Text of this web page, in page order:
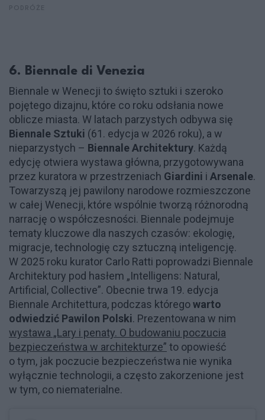
6. Biennale di Venezia
Biennale w Wenecji to święto sztuki i szeroko
pojętego dizajnu, które co roku odsłania nowe
oblicze miasta. W latach parzystych odbywa się
Biennale Sztuki (61. edycja w 2026 roku), a w
nieparzystych – Biennale Architektury. Każdą
edycję otwiera wystawa główna, przygotowywana
przez kuratora w przestrzeniach Giardini i Arsenale.
Towarzyszą jej pawilony narodowe rozmieszczone
w całej Wenecji, które wspólnie tworzą różnorodną
narrację o współczesności. Biennale podejmuje
tematy kluczowe dla naszych czasów: ekologię,
migracje, technologię czy sztuczną inteligencję.
W 2025 roku kurator Carlo Ratti poprowadzi Biennale
Architektury pod hasłem „Intelligens: Natural,
Artificial, Collective”. Obecnie trwa 19. edycja
Biennale Architettura, podczas któregowarto
odwiedzić Pawilon Polski. Prezentowana w nim
wystawa „Lary i penaty. O budowaniu poczucia
bezpieczeństwa w architekturze” to opowieść
o tym, jak poczucie bezpieczeństwa nie wynika
wyłącznie technologii, a często zakorzenione jest
w tym, co niematerialne.